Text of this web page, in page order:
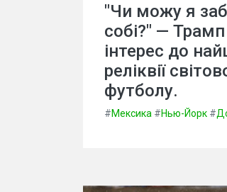
"Чи можу я
собі?" —
інтерес до
реліквії
футболу.
#Мексика #Нью-Йорк #